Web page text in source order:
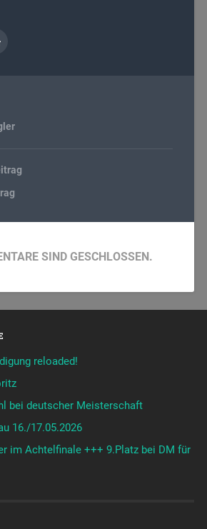
SIND GESCHLOSSEN.
reloaded!
bei deutscher Meisterschaft
16./17.05.2026
im Achtelfinale +++ 9.Platz bei DM für